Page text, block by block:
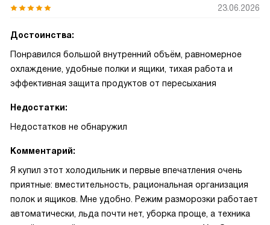
23.06.2026
Достоинства:
Понравился большой внутренний объём, равномерное
охлаждение, удобные полки и ящики, тихая работа и
эффективная защита продуктов от пересыхания
Недостатки:
Недостатков не обнаружил
Комментарий:
Я купил этот холодильник и первые впечатления очень
приятные: вместительность, рациональная организация
полок и ящиков. Мне удобно. Режим разморозки работает
автоматически, льда почти нет, уборка проще, а техника